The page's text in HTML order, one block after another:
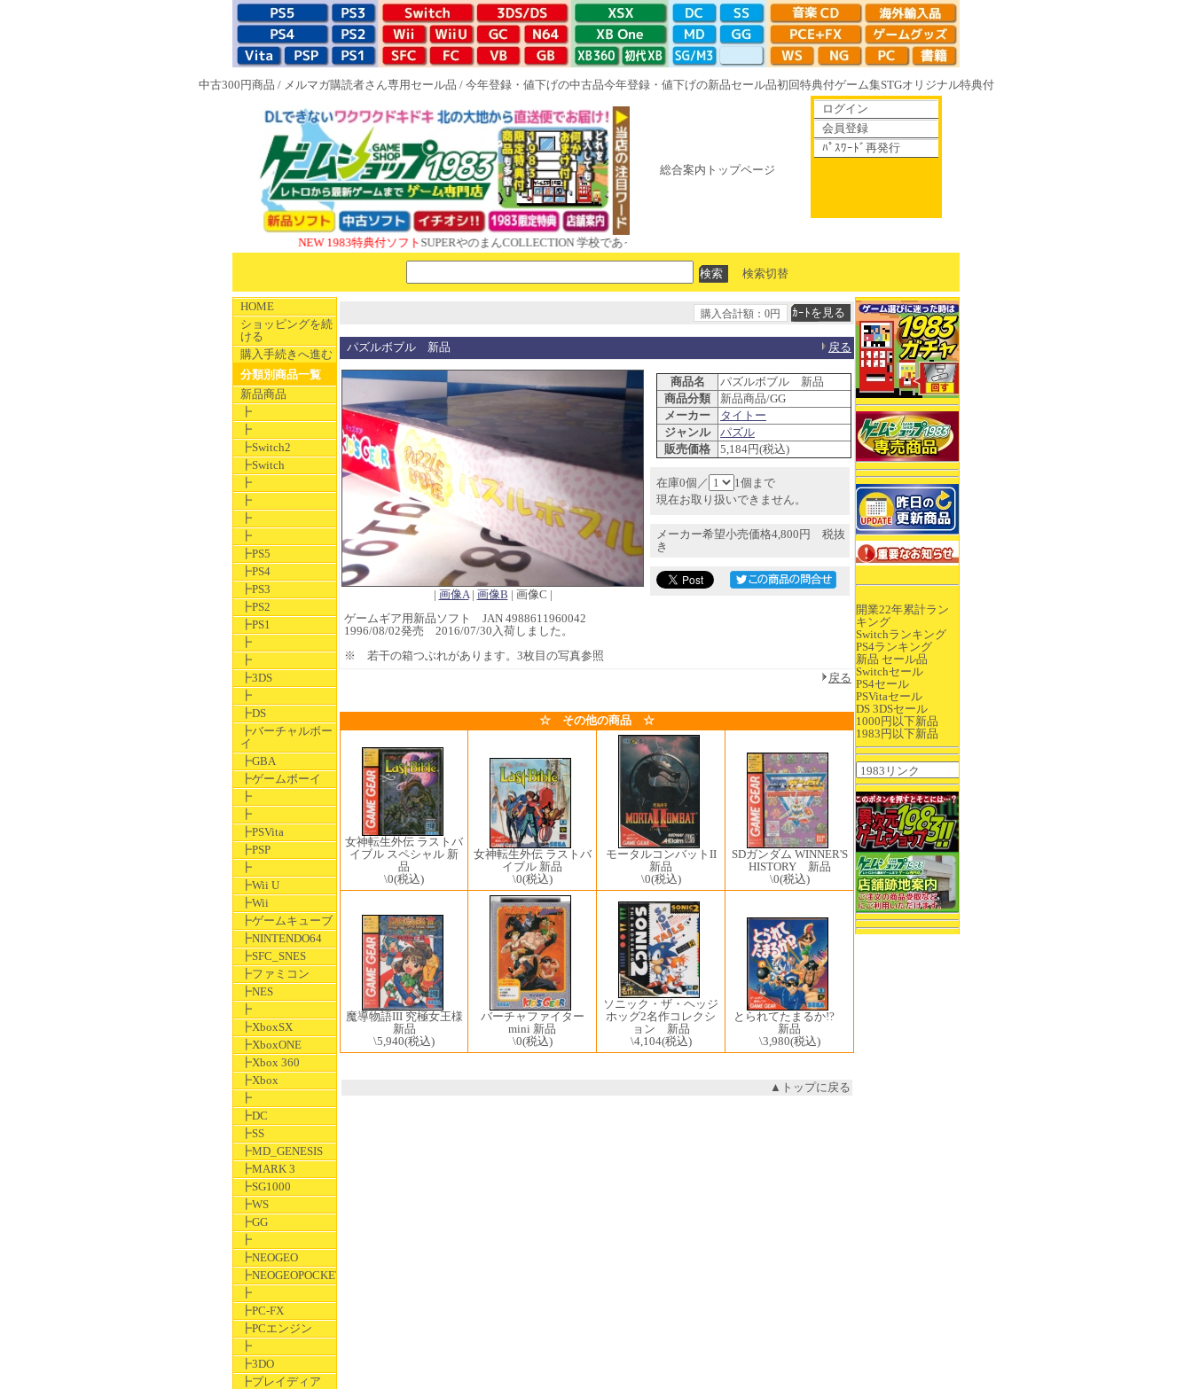
中古300円商品 / メルマガ購読者さん専用セール品 / 今年登録・値下げの中古品今年登録・値下げの新品セール品初回特典付ゲーム集STGオリジナル特典付
総合案内トップページ
NEW 1983特典付ソフトSUPERやのまんCOLLECTION 学校であった怖い話と晦󠄀つきこもり ルート16R やがて散りゆく鏡の花へ 70年代風ロボットアニメ ゲッP-X アレサ
ログイン
会員登録
ﾊﾟｽﾜｰﾄﾞ再発行
検索切替
HOME
ショッピングを続
ける
購入手続きへ進む
分類別商品一覧
新品商品
┣
┣
┣Switch2
┣Switch
┣
┣
┣
┣
┣PS5
┣PS4
┣PS3
┣PS2
┣PS1
┣
┣
┣3DS
┣
┣DS
┣バーチャルボー
イ
┣GBA
┣ゲームボーイ
┣
┣
┣PSVita
┣PSP
┣
┣Wii U
┣Wii
┣ゲームキューブ
┣NINTENDO64
┣SFC_SNES
┣ファミコン
┣NES
┣
┣XboxSX
┣XboxONE
┣Xbox 360
┣Xbox
┣
┣DC
┣SS
┣MD_GENESIS
┣MARK 3
┣SG1000
┣WS
┣GG
┣
┣NEOGEO
┣NEOGEOPOCKET
┣
┣PC-FX
┣PCエンジン
┣
┣3DO
┣プレイディア
開業22年累計ラン
キング
Switchランキング
PS4ランキング
新品 セール品
Switchセール
PS4セール
PSVitaセール
DS 3DSセール
1000円以下新品
1983円以下新品
購入合計額：0円
パズルボブル 新品 戻る
| 画像A| 画像B | 画像C |
商品名
パズルボブル 新品
商品分類
新品商品/GG
メーカー
タイトー
ジャンル
パズル
販売価格
5,184円(税込)
在庫0個／
1個まで
現在お取り扱いできません。
メーカー希望小売価格4,800円 税抜
き
ゲームギア用新品ソフト JAN 4988611960042
1996/08/02発売 2016/07/30入荷しました。
※ 若干の箱つぶれがあります。3枚目の写真参照
戻る
☆ その他の商品 ☆
女神転生外伝 ラストバ
イブル スペシャル 新
品
\0(税込)
女神転生外伝 ラストバ
イブル 新品
\0(税込)
モータルコンバットII
新品
\0(税込)
SDガンダム WINNER'S
HISTORY 新品
\0(税込)
魔導物語III 究極女王様
新品
\5,940(税込)
バーチャファイター
mini 新品
\0(税込)
ソニック・ザ・ヘッジ
ホッグ2名作コレクシ
ョン 新品
\4,104(税込)
とられてたまるか!?
新品
\3,980(税込)
▲トップに戻る